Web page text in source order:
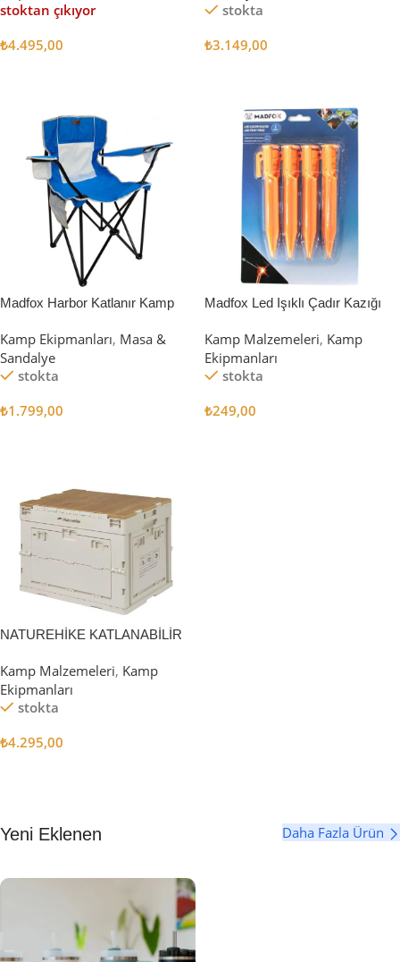
stoktan çıkıyor
₺4.495,00
stokta
₺3.149,00
Madfox Harbor Katlanır Kamp
Kamp Ekipmanları, Masa &
Sandalye
stokta
₺1.799,00
Madfox Led Işıklı Çadır Kazığı
Kamp Malzemeleri, Kamp
Ekipmanları
stokta
₺249,00
NATUREHİKE KATLANABİLİR
Kamp Malzemeleri, Kamp
Ekipmanları
stokta
₺4.295,00
Yeni Eklenen Daha Fazla Ürün